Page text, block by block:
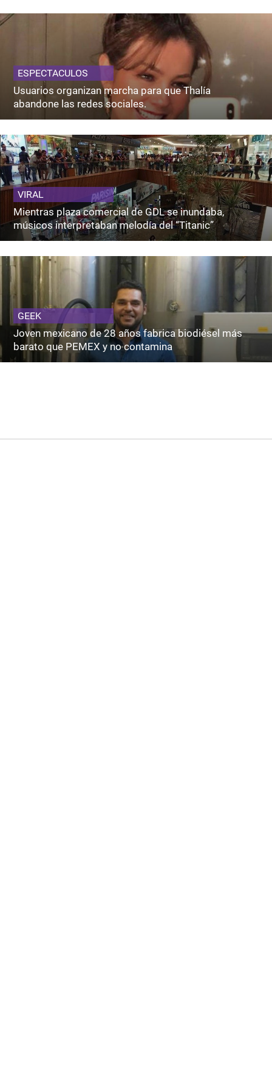
ESPECTACULOS
Usuarios organizan marcha para que Thalía
abandone las redes sociales.
VIRAL
Mientras plaza comercial de GDL se inundaba,
músicos interpretaban melodía del “Titanic”
GEEK
Joven mexicano de 28 años fabrica biodiésel más
barato que PEMEX y no contamina